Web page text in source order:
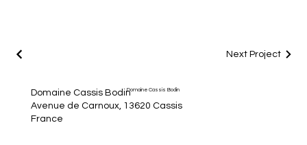
Next Project
Domaine Cassis Bodin
Domaine Cassis Bodin
Avenue de Carnoux, 13620 Cassis
France